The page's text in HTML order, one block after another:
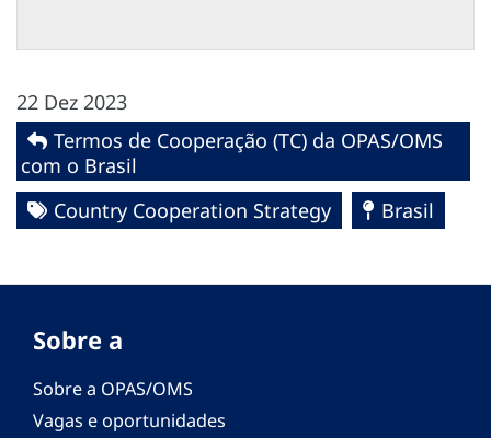
22 Dez 2023
Termos de Cooperação (TC) da OPAS/OMS
com o Brasil
Country Cooperation Strategy
Brasil
Sobre a
Sobre a OPAS/OMS
Vagas e oportunidades